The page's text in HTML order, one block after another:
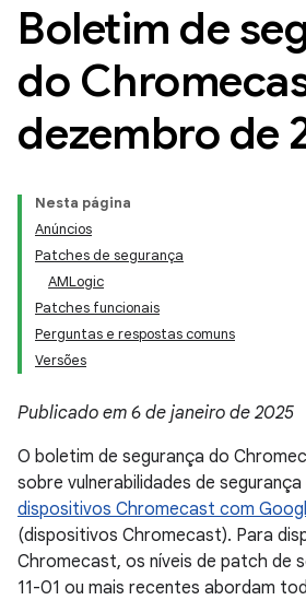
Boletim de
do
dezembro de
Nesta página
Anúncios
Patches de segurança
AMLogic
Patches funcionais
Perguntas e respostas comuns
Versões
Publicado em 6 de janeiro de 2025
O boletim de segurança do
sobre vulnerabilidades de
dispositivos Chromecast com
(dispositivos Chromecast). Para
Chromecast, os níveis de patch de
11-01 ou mais recentes abordam